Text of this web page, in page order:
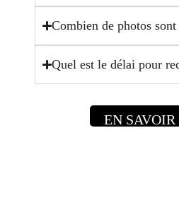
Combien de photos
Quel est le délai pour
EN SAVOIR